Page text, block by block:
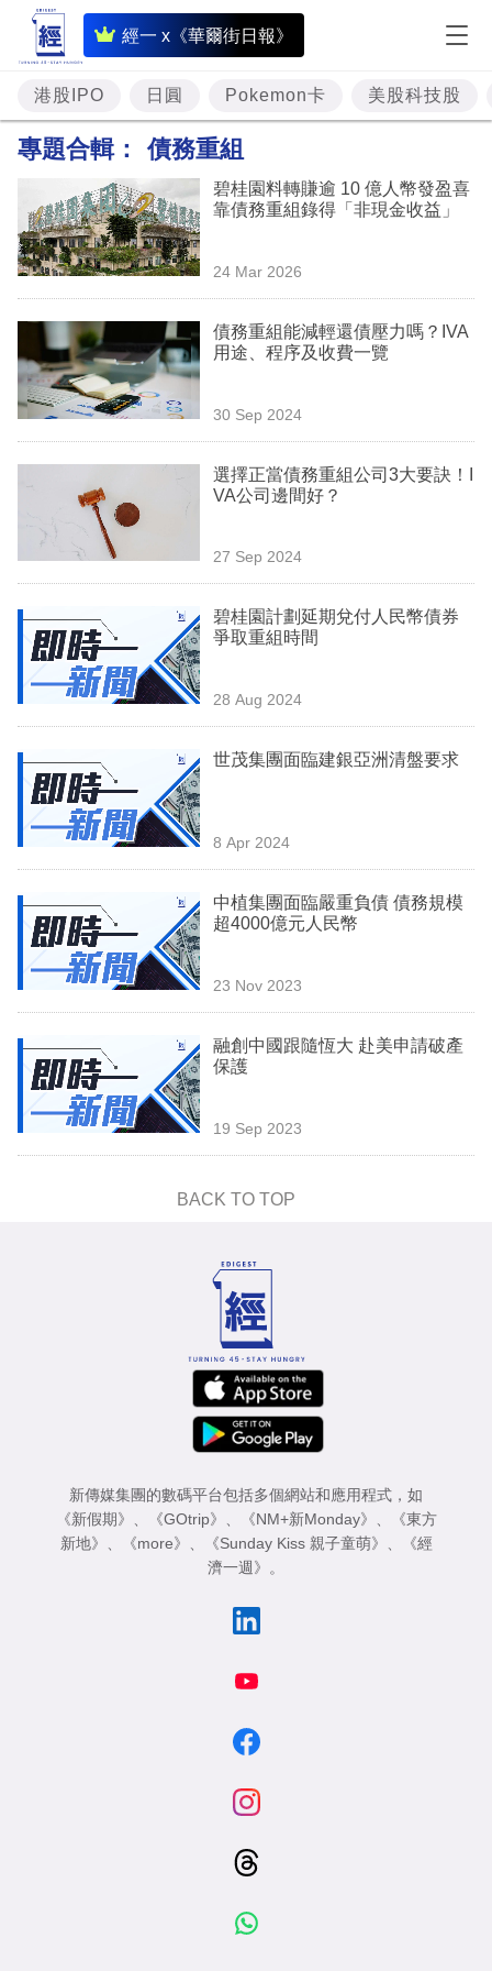
經一 x《華爾街日報》
即
時
財
經
題
投
資
樓
市
理
業
技
場
生
時
事
訂
閱
港股IPO 日圓 Pokemon卡 美股科技股
專題合輯： 債務重組
碧桂園料轉賺逾 10 億人幣發盈喜
靠債務重組錄得「非現金收益」
24 Mar 2026
債務重組能減輕還債壓力嗎？IVA
用途、程序及收費一覽
30 Sep 2024
選擇正當債務重組公司3大要訣！I
VA公司邊間好？
27 Sep 2024
碧桂園計劃延期兌付人民幣債券
爭取重組時間
28 Aug 2024
世茂集團面臨建銀亞洲清盤要求
8 Apr 2024
中植集團面臨嚴重負債 債務規模
超4000億元人民幣
23 Nov 2023
融創中國跟隨恆大 赴美申請破產
保護
19 Sep 2023
BACK TO TOP
新傳媒集團的數碼平台包括多個網站和應用程式，如
《新假期》
《GOtrip》 《NM+新Monday》
《東方
新地》
《more》 《Sunday Kiss 親子童萌》
《經
濟一週》
。